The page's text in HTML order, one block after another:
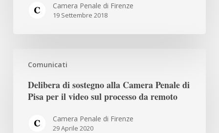
Camera Penale di Firenze
19 Settembre 2018
Comunicati
Delibera di sostegno alla Camera Penale di
Pisa per il video sul processo da remoto
Camera Penale di Firenze
29 Aprile 2020